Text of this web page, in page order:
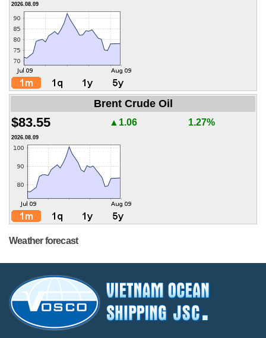
2026.08.09
Brent Crude Oil
$83.55 ▲1.06 1.27%
2026.08.09
Weather forecast